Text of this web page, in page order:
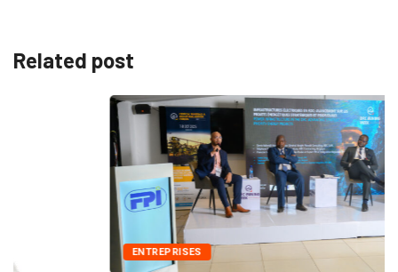
Related post